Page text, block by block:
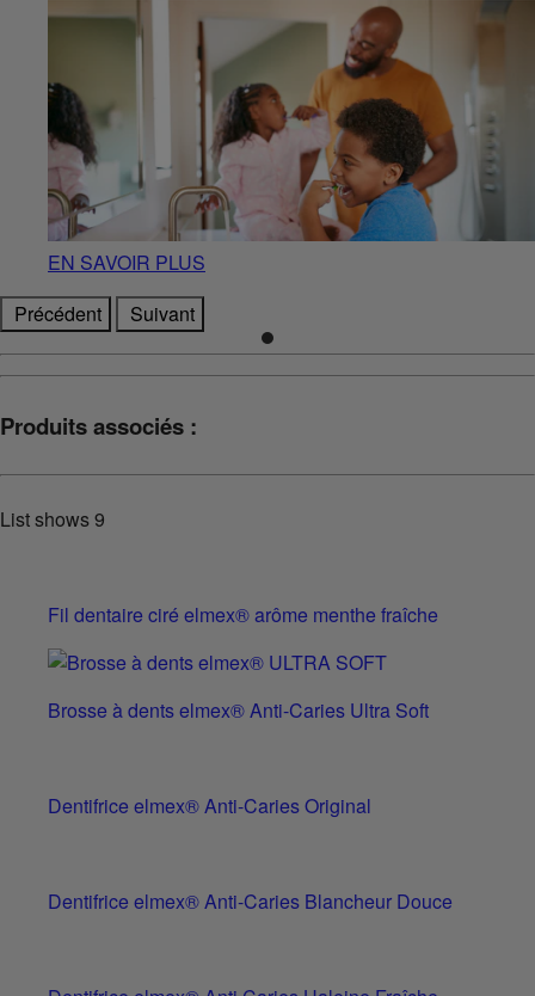
EN SAVOIR PLUS
Précédent
Suivant
Produits associés :
List shows9
Fil dentaire ciré elmex® arôme menthe fraîche
Brosse à dents elmex® Anti-Caries Ultra Soft
Dentifrice elmex® Anti-Caries Original
Dentifrice elmex® Anti-Caries Blancheur Douce